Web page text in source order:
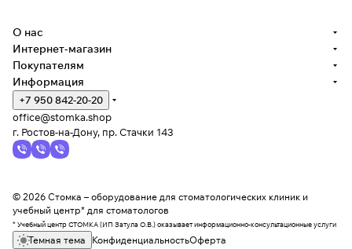
О нас
Интернет-магазин
Покупателям
Информация
+7 950 842-20-20
office@stomka.shop
г. Ростов-на-Дону, пр. Стачки 143
© 2026 Стомка – оборудование для стоматологических клиник и
учебный центр* для стоматологов
* Учебный центр СТОМКА (ИП Затула О.В.) оказывает информационно-консультационные услуги
Темная тема КонфиденциальностьОферта